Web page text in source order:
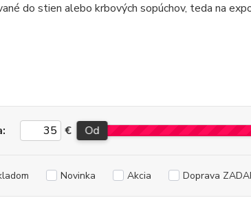
do stien alebo krbových sopúchov, teda na
€ Od
Novinka Akcia Doprava